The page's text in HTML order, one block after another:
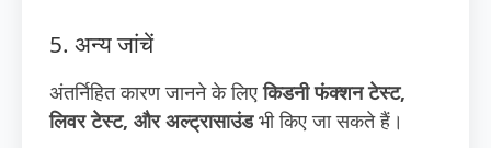
5. अन्य जांचें
अंतर्निहित कारण जानने के लिएकिडनी फंक्शन टेस्ट,
लिवर टेस्ट, और अल्ट्रासाउंडभी किए जा सकते हैं।